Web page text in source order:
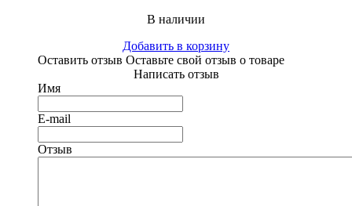
В наличии
Добавить в корзину
Оставить отзыв Оставьте свой отзыв о товаре
Написать отзыв
Имя
E-mail
Отзыв